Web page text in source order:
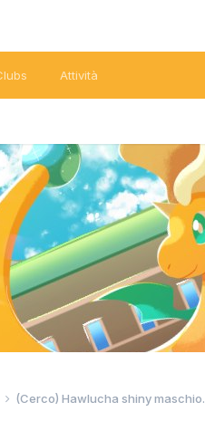
Attività
(Cerco) Hawlucha shiny maschio.